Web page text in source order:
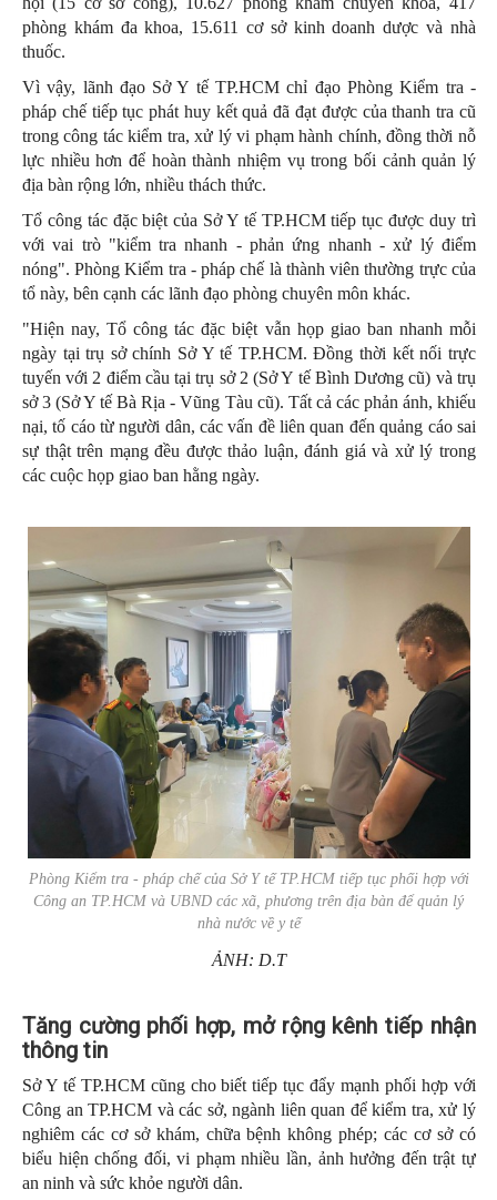
phòng khám đa khoa, 15.611 cơ sở kinh doanh dược và nhà
thuốc.
Vì vậy, lãnh đạo Sở Y tế TP.HCM chỉ đạo Phòng Kiểm tra -
pháp chế tiếp tục phát huy kết quả đã đạt được của thanh tra cũ
trong công tác kiểm tra, xử lý vi phạm hành chính, đồng thời nỗ
lực nhiều hơn để hoàn thành nhiệm vụ trong bối cảnh quản lý
địa bàn rộng lớn, nhiều thách thức.
Tổ công tác đặc biệt của Sở Y tế TP.HCM tiếp tục được duy trì
với vai trò "kiểm tra nhanh - phản ứng nhanh - xử lý điểm
nóng". Phòng Kiểm tra - pháp chế là thành viên thường trực của
tổ này, bên cạnh các lãnh đạo phòng chuyên môn khác.
"Hiện nay, Tổ công tác đặc biệt vẫn họp giao ban nhanh mỗi
ngày tại trụ sở chính Sở Y tế TP.HCM. Đồng thời kết nối trực
tuyến với 2 điểm cầu tại trụ sở 2 (Sở Y tế Bình Dương cũ) và trụ
sở 3 (Sở Y tế Bà Rịa - Vũng Tàu cũ). Tất cả các phản ánh, khiếu
nại, tố cáo từ người dân, các vấn đề liên quan đến quảng cáo sai
sự thật trên mạng đều được thảo luận, đánh giá và xử lý trong
các cuộc họp giao ban hằng ngày.
Phòng Kiểm tra - pháp chế của Sở Y tế TP.HCM tiếp tục phối hợp với
Công an TP.HCM và UBND các xã, phương trên địa bàn để quản lý
nhà nước về y tế
ẢNH: D.T
Tăng cường phối hợp, mở rộng kênh tiếp nhận
thông tin
Sở Y tế TP.HCM cũng cho biết tiếp tục đẩy mạnh phối hợp với
Công an TP.HCM và các sở, ngành liên quan để kiểm tra, xử lý
nghiêm các cơ sở khám, chữa bệnh không phép; các cơ sở có
biểu hiện chống đối, vi phạm nhiều lần, ảnh hưởng đến trật tự
an ninh và sức khỏe người dân.